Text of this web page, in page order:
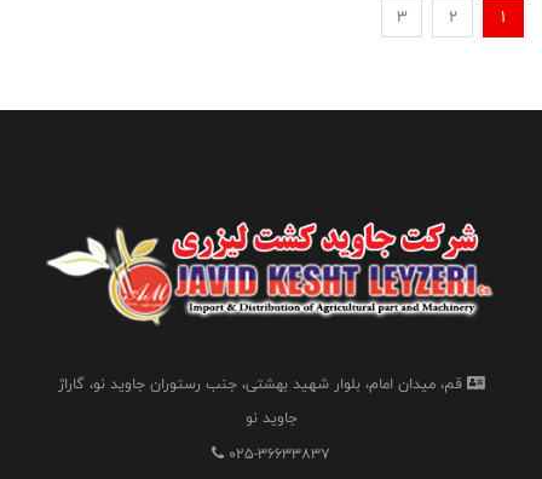
1
2
3
قم، میدان امام، بلوار شهید بهشتی، جنب رستوران جاوید نو، گاراژ
جاوید نو
025-36633837